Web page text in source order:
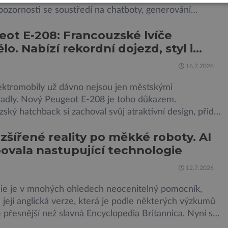
se soustředí na chatboty, generování
na mnohem méně nápadné riziko. Podle některých
by už během příštích dvou let mohly pokročilé
E-208: Francouzské lvíče
Nabízí rekordní dojezd, styl i
z jízdy
16.7.2026
už dávno nejsou jen městskými
Nový Peugeot E-208 je toho důkazem.
hatchback si zachoval svůj atraktivní design, přidal
elektromobil může být autem, se kterým bez obav
hranice města Peugeot se u modelu 208 trefil do
[…]
reality po měkké roboty. AI
nastupující technologie
12.7.2026
je v mnohých ohledech neocenitelný pomocník,
její anglická verze, která je podle některých výzkumů
přesnější než slavná Encyclopedia Britannica. Nyní se